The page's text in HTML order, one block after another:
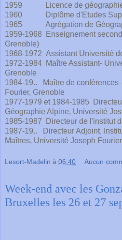
1959 Licence de géographie
1960 Diplôme d'Etudes
1965 Agrégation de
1959-1968 Enseignement
Grenoble)
1968-1972 Assistant Université
1972-1984 Maître Assistant-
Grenoble
1984-19.. Maître de conférences
Fourier, Grenoble
1977-1979 et 1984-1985
Géographie Alpine, Université
1985-1987 Directeur de l'institut
1987-19.. Directeur Adjoint,
Maîtres, Université Joseph Fourier
Lesort-Madelin à 06:40 Aucun
Week-end avec les
Bruxelles les 26 et 27